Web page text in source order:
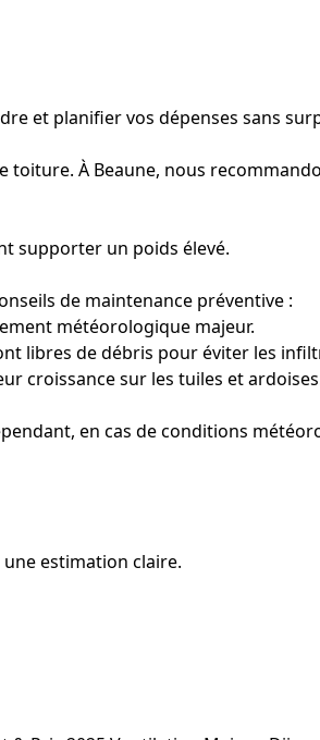
et planifier vos dépenses sans
toiture. À Beaune, nous
supporter un poids élevé.
de maintenance préventive :
météorologique majeur.
libres de débris pour éviter les
croissance sur les tuiles et
en cas de conditions
estimation claire.